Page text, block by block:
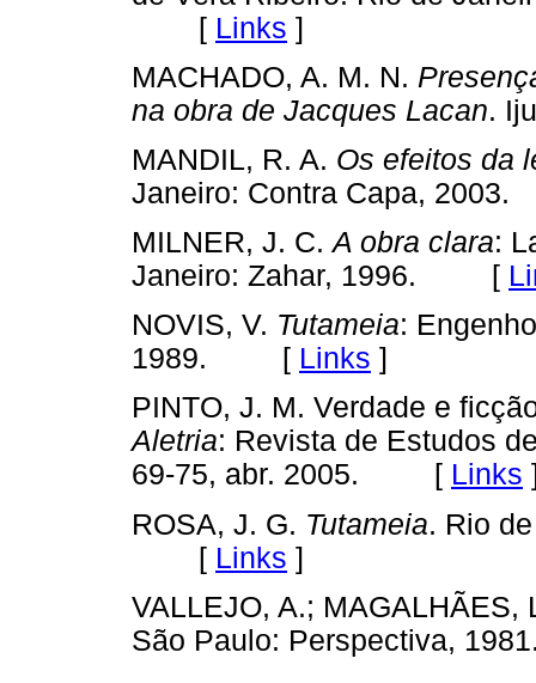
[ Links ]
MACHADO, A. M. N.
na obra de Jacques Lacan.
MANDIL, R. A. Os efeitos da
Janeiro: Contra Capa,
MILNER, J. C.A obra clara:
Janeiro: Zahar, 1996. [
NOVIS, V. Tutameia:
1989. [ Links ]
PINTO, J. M. Verdade e
Aletria: Revista de Estudos
69-75, abr. 2005. [ Links
ROSA, J. G. Tutameia. Rio
[ Links ]
VALLEJO, A.; MAGALHÃES,
São Paulo: Perspectiva,